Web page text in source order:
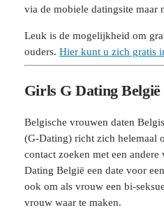
via de mobiele datingsite maar
Leuk is de mogelijkheid om
ouders. Hier kunt u zich gratis
Girls G Dating België
Belgische vrouwen daten
(G-Dating) richt zich helemaal
contact zoeken met een
Dating België een date voor
ook om als vrouw een bi-
vrouw waar te maken.